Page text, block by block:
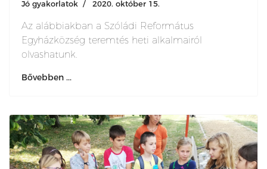
Jó gyakorlatok 2020. október 15.
Az alábbiakban a Szóládi Református
Egyházközség teremtés heti alkalmairól
olvashatunk.
Bővebben ...